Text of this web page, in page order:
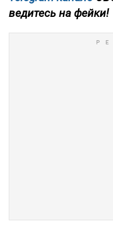
ведитесь на фейки!